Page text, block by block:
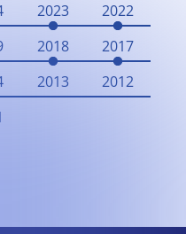
2023
2022
2018
2017
2013
2012